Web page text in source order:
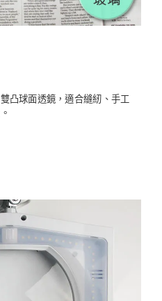
凸球面透鏡，適合縫紉、手工